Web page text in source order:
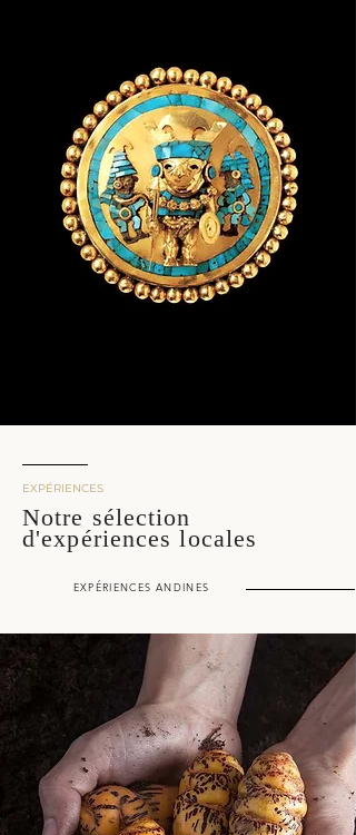
EXPÉRIENCES
Notre sélection
d'expériences locales
EXPÉRIENCES ANDINES